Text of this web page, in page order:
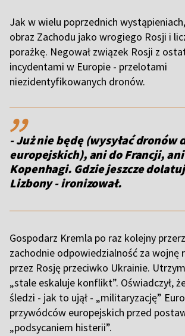
Jak w wielu poprzednich
obraz Zachodu jako wrogiego Rosji i
porażkę. Negował związek Rosji z
incydentami w Europie - przelotami
niezidentyfikowanych dronów.
,,
- Już nie będę (wysyłać dronów
europejskich), ani do Francji,
Kopenhagi. Gdzie jeszcze
Lizbony - ironizował.
Gospodarz Kremla po raz kolejny
zachodnie odpowiedzialność za wojnę
przez Rosję przeciwko Ukrainie.
„stale eskaluje konflikt”. Oświadczył,
śledzi - jak to ujął - „militaryzację”
przywódców europejskich przed
„podsycaniem histerii”.